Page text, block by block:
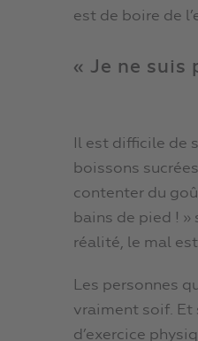
est de boire de
« Je ne suis
Il est difficile de
boissons
contenter du
bains de pied !
réalité, le mal
Les personnes
vraiment soif. Et
d’exercice